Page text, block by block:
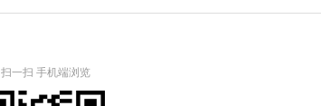
扫一扫 手机端浏览